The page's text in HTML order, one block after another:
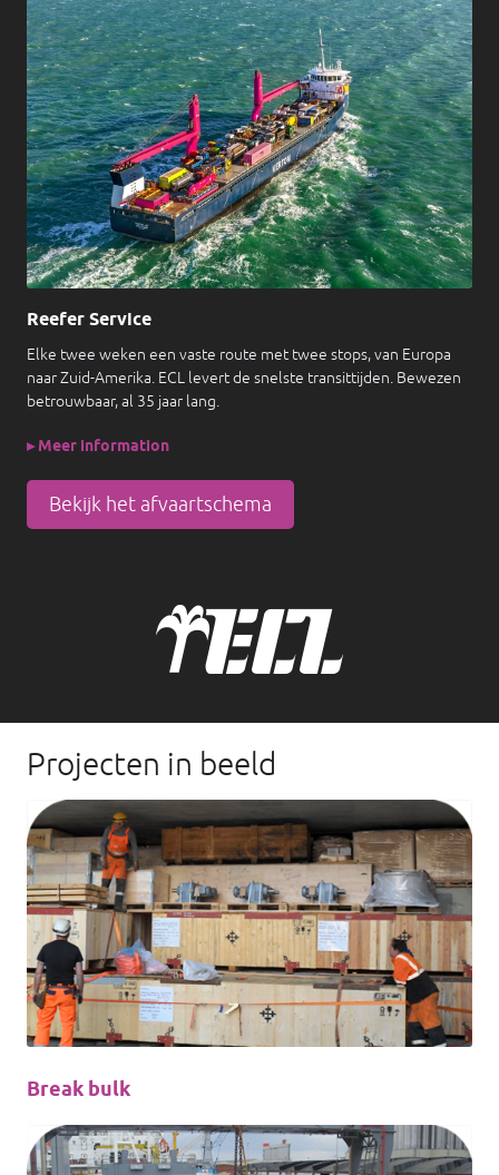
Reefer Service
Elke twee weken een vaste route met twee stops, van Europa
naar Zuid-Amerika. ECL levert de snelste transittijden. Bewezen
betrouwbaar, al 35 jaar lang.
▸ Meer information
Bekijk het afvaartschema
Projecten in beeld
Break bulk